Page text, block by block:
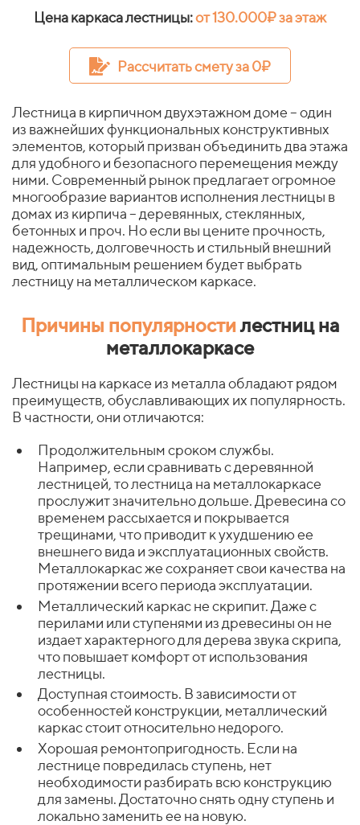
Цена каркаса лестницы:от 130.000₽ за этаж
Рассчитать смету за 0₽
Лестница в кирпичном двухэтажном доме – один
из важнейших функциональных конструктивных
элементов, который призван объединить два этажа
для удобного и безопасного перемещения между
ними. Современный рынок предлагает огромное
многообразие вариантов исполнения лестницы в
домах из кирпича – деревянных, стеклянных,
бетонных и проч. Но если вы цените прочность,
надежность, долговечность и стильный внешний
вид, оптимальным решением будет выбрать
лестницу на металлическом каркасе.
Причины популярностилестниц на
металлокаркасе
Лестницы на каркасе из металла обладают рядом
преимуществ, обуславливающих их популярность.
В частности, они отличаются:
Продолжительным сроком службы.
Например, если сравнивать с деревянной
лестницей, то лестница на металлокаркасе
прослужит значительно дольше. Древесина со
временем рассыхается и покрывается
трещинами, что приводит к ухудшению ее
внешнего вида и эксплуатационных свойств.
Металлокаркас же сохраняет свои качества на
протяжении всего периода эксплуатации.
Металлический каркас не скрипит. Даже с
перилами или ступенями из древесины он не
издает характерного для дерева звука скрипа,
что повышает комфорт от использования
лестницы.
Доступная стоимость. В зависимости от
особенностей конструкции, металлический
каркас стоит относительно недорого.
Хорошая ремонтопригодность. Если на
лестнице повредилась ступень, нет
необходимости разбирать всю конструкцию
для замены. Достаточно снять одну ступень и
локально заменить ее на новую.